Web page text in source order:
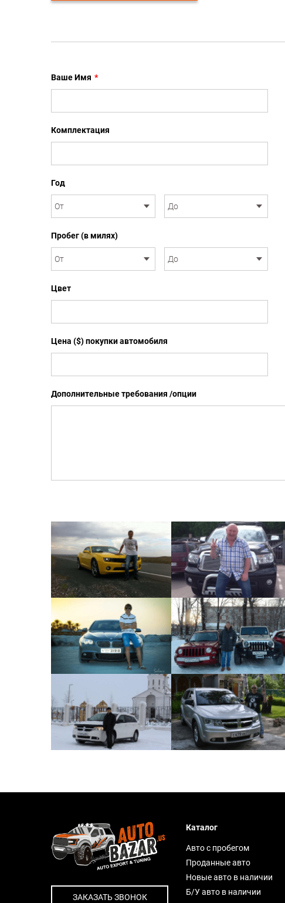
Ваше Имя *
Комплектация
Год
Пробег (в милях)
Цвет
Цена ($) покупки автомобиля
Дополнительные требования /опции
ЗАКАЗАТЬ ЗВОНОК
Каталог
Авто с пробегом
Проданные авто
Новые авто в наличии
Б/У авто в наличии